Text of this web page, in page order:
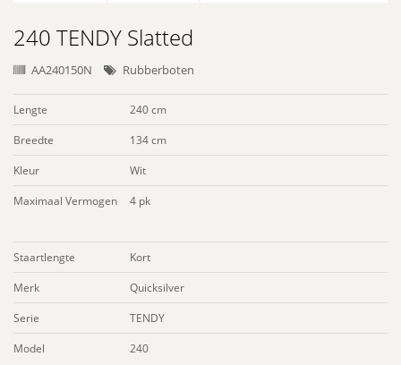
240 TENDY Slatted
AA240150N Rubberboten
Lengte
240 cm
Breedte
134 cm
Kleur
Wit
Maximaal Vermogen
4 pk
Staartlengte
Kort
Merk
Quicksilver
Serie
TENDY
Model
240